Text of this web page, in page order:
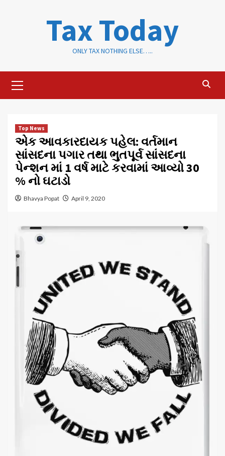
Tax Today
ONLY TAX NOTHING ELSE…..
Menu
Top News
એક આવકારદાયક પહેલ: વર્તમાન
સાંસદના પગાર તથા ભુતપૂર્વ સાંસદના
પેન્શન માં 1 વર્ષ માટે કરવામાં આવ્યો 30
% નો ઘટાડો
Bhavya Popat April 9, 2020